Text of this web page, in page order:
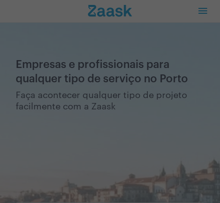
Empresas e profissionais para
qualquer tipo de serviço no Porto
Faça acontecer qualquer tipo de projeto
facilmente com a Zaask